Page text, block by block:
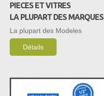
PIECES ET VITRES
LA PLUPART DES MARQUES
La plupart des Modeles
Détails